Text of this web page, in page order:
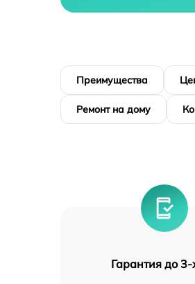
Преимущества
Ремонт на дому
Гарантия до 3-